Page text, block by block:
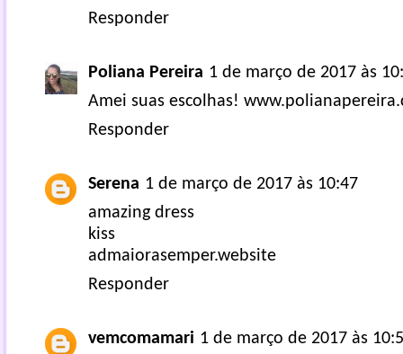
Responder
Poliana Pereira 1 de março de 2017 às
Amei suas escolhas!
Responder
Serena 1 de março de 2017 às 10:47
amazing dress
kiss
admaiorasemper.website
Responder
vemcomamari 1 de março de 2017 às